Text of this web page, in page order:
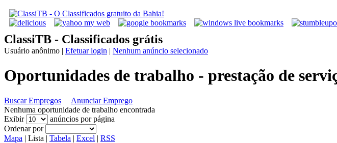
ClassiTB - Classificados grátis
Usuário anônimo | Efetuar login | Nenhum anúncio selecionado
Oportunidades de trabalho - prestação de
Buscar Empregos
Anunciar Emprego
Nenhuma oportunidade de trabalho encontrada
Exibir
anúncios por página
Ordenar por
Mapa | Lista | Tabela | Excel | RSS